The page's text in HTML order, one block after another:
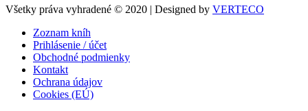
Všetky práva vyhradené © 2020 | Designed by VERTECO
Zoznam kníh
Prihlásenie / účet
Obchodné podmienky
Kontakt
Ochrana údajov
Cookies (EÚ)